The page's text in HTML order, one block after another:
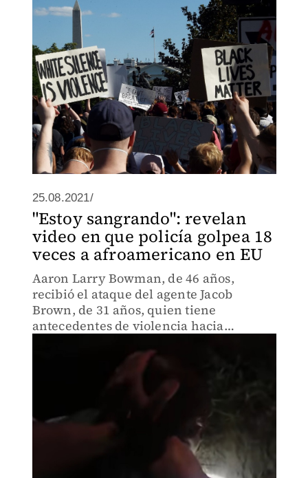
25.08.2021/
"Estoy sangrando": revelan
video en que policía golpea 18
veces a afroamericano en EU
Aaron Larry Bowman, de 46 años,
recibió el ataque del agente Jacob
Brown, de 31 años, quien tiene
antecedentes de violencia hacia